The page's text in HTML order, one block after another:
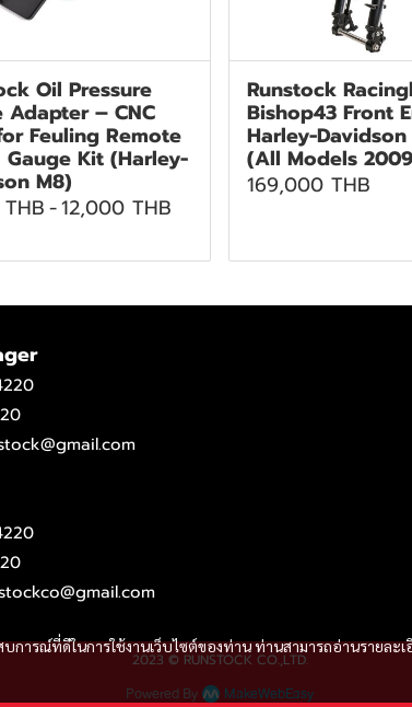
Oil Pressure
Adapter – CNC
Feuling Remote
Gauge Kit (Harley-
M8)
-12,000 THB
Runstock
Bishop43 Front
Harley-
(All Models
169,000 THB
ารณ์ที่ดีในการใช้งานเว็บไซต์ของท่าน ท่านสามารถอ่านรายละเ
2023 © RUNSTOCK CO.,LTD.
Powered By MakeWebEasy